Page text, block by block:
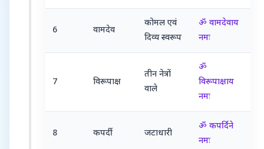
6 वामदेव
कोमल एवं
दिव्य स्वरूप
ॐ वामदेवाय
नमः
7 विरूपाक्ष
तीन नेत्रों
वाले
ॐ
विरूपाक्षाय
नमः
8 कपर्दी जटाधारी
ॐ कपर्दिने
नमः